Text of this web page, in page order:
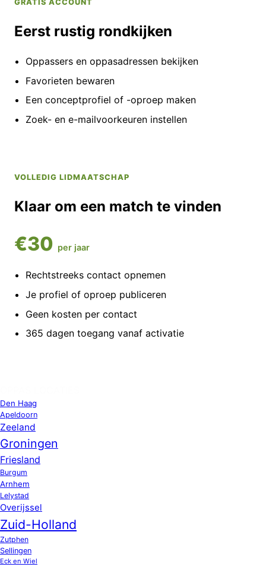
GRATIS ACCOUNT
Eerst rustig rondkijken
Oppassers en oppasadressen bekijken
Favorieten bewaren
Een conceptprofiel of -oproep maken
Zoek- en e-mailvoorkeuren instellen
VOLLEDIG LIDMAATSCHAP
Klaar om een match te vinden
€30 per jaar
Rechtstreeks contact opnemen
Je profiel of oproep publiceren
Geen kosten per contact
365 dagen toegang vanaf activatie
Den Haag
Apeldoorn
Zeeland
Groningen
Friesland
Burgum
Arnhem
Lelystad
Overijssel
Zuid-Holland
Zutphen
Sellingen
Eck en Wiel